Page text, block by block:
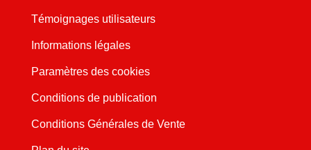
Témoignages utilisateurs
Informations légales
Paramètres des cookies
Conditions de publication
Conditions Générales de Vente